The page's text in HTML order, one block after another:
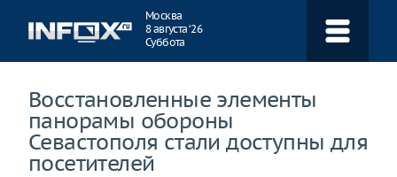
Москва
8 августа ‘26
Суббота
Восстановленные элементы
панорамы обороны
Севастополя стали доступны для
посетителей